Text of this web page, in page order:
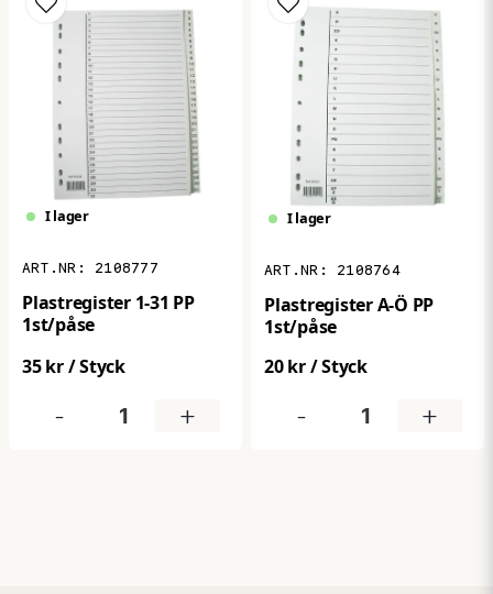
I lager
2108777
Plastregister 1-31 PP
1st/påse
35 kr/ Styck
- +
I lager
2108764
Plastregister A-Ö PP
1st/påse
20 kr/ Styck
- +